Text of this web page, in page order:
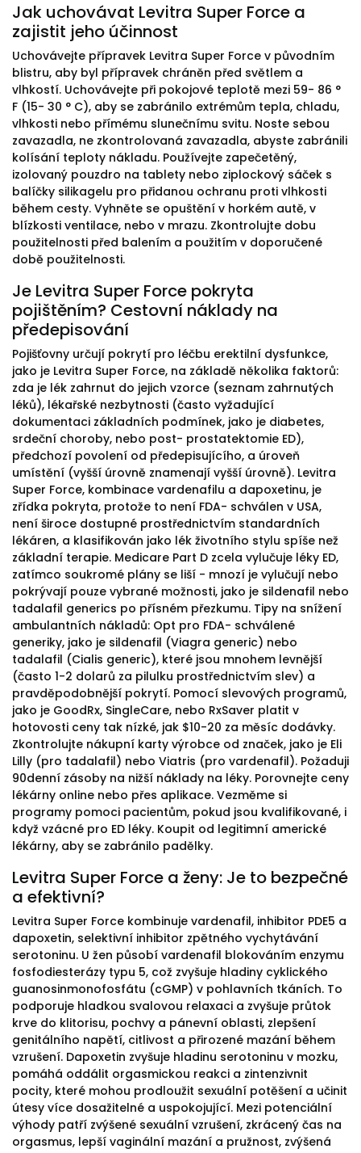
Jak uchovávat Levitra Super Force a
zajistit jeho účinnost
Uchovávejte přípravek Levitra Super Force v původním
blistru, aby byl přípravek chráněn před světlem a
vlhkostí. Uchovávejte při pokojové teplotě mezi 59- 86 °
F (15- 30 ° C), aby se zabránilo extrémům tepla, chladu,
vlhkosti nebo přímému slunečnímu svitu. Noste sebou
zavazadla, ne zkontrolovaná zavazadla, abyste zabránili
kolísání teploty nákladu. Používejte zapečetěný,
izolovaný pouzdro na tablety nebo ziplockový sáček s
balíčky silikagelu pro přidanou ochranu proti vlhkosti
během cesty. Vyhněte se opuštění v horkém autě, v
blízkosti ventilace, nebo v mrazu. Zkontrolujte dobu
použitelnosti před balením a použitím v doporučené
době použitelnosti.
Je Levitra Super Force pokryta
pojištěním? Cestovní náklady na
předepisování
Pojišťovny určují pokrytí pro léčbu erektilní dysfunkce,
jako je Levitra Super Force, na základě několika faktorů:
zda je lék zahrnut do jejich vzorce (seznam zahrnutých
léků), lékařské nezbytnosti (často vyžadující
dokumentaci základních podmínek, jako je diabetes,
srdeční choroby, nebo post- prostatektomie ED),
předchozí povolení od předepisujícího, a úroveň
umístění (vyšší úrovně znamenají vyšší úrovně). Levitra
Super Force, kombinace vardenafilu a dapoxetinu, je
zřídka pokryta, protože to není FDA- schválen v USA,
není široce dostupné prostřednictvím standardních
lékáren, a klasifikován jako lék životního stylu spíše než
základní terapie. Medicare Part D zcela vylučuje léky ED,
zatímco soukromé plány se liší - mnozí je vylučují nebo
pokrývají pouze vybrané možnosti, jako je sildenafil nebo
tadalafil generics po přísném přezkumu. Tipy na snížení
ambulantních nákladů: Opt pro FDA- schválené
generiky, jako je sildenafil (Viagra generic) nebo
tadalafil (Cialis generic), které jsou mnohem levnější
(často 1-2 dolarů za pilulku prostřednictvím slev) a
pravděpodobnější pokrytí. Pomocí slevových programů,
jako je GoodRx, SingleCare, nebo RxSaver platit v
hotovosti ceny tak nízké, jak $10-20 za měsíc dodávky.
Zkontrolujte nákupní karty výrobce od značek, jako je Eli
Lilly (pro tadalafil) nebo Viatris (pro vardenafil). Požaduji
90denní zásoby na nižší náklady na léky. Porovnejte ceny
lékárny online nebo přes aplikace. Vezměme si
programy pomoci pacientům, pokud jsou kvalifikované, i
když vzácné pro ED léky. Koupit od legitimní americké
lékárny, aby se zabránilo padělky.
Levitra Super Force a ženy: Je to bezpečné
a efektivní?
Levitra Super Force kombinuje vardenafil, inhibitor PDE5 a
dapoxetin, selektivní inhibitor zpětného vychytávání
serotoninu. U žen působí vardenafil blokováním enzymu
fosfodiesterázy typu 5, což zvyšuje hladiny cyklického
guanosinmonofosfátu (cGMP) v pohlavních tkáních. To
podporuje hladkou svalovou relaxaci a zvyšuje průtok
krve do klitorisu, pochvy a pánevní oblasti, zlepšení
genitálního napětí, citlivost a přirozené mazání během
vzrušení. Dapoxetin zvyšuje hladinu serotoninu v mozku,
pomáhá oddálit orgasmickou reakci a zintenzivnit
pocity, které mohou prodloužit sexuální potěšení a učinit
útesy více dosažitelné a uspokojující. Mezi potenciální
výhody patří zvýšené sexuální vzrušení, zkrácený čas na
orgasmus, lepší vaginální mazání a pružnost, zvýšená